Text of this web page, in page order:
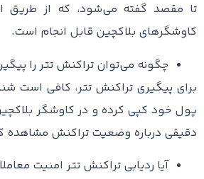
تا مقصد گفته می‌شود، که از طریق
کاوشگرهای بلاکچین قابل انجام است.
چگونه می‌توان تراکنش تتر را
برای پیگیری تراکنش تتر، کافی است
پول خود کپی کرده و در کاوشگر
دقیقی درباره وضعیت تراکنش مشاهده
آیا ردیابی تراکنش تتر امنیت